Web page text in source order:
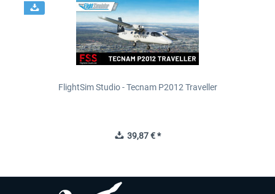
FlightSim Studio - Tecnam P2012 Traveller
39,87 € *